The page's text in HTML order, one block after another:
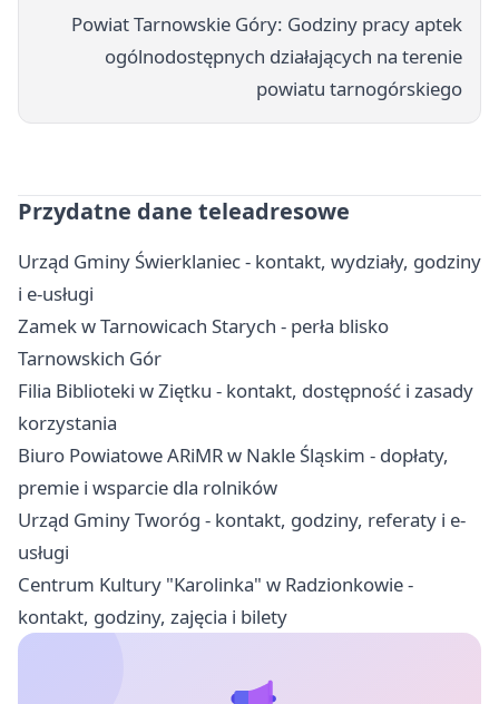
Powiat Tarnowskie Góry: Godziny pracy aptek
ogólnodostępnych działających na terenie
powiatu tarnogórskiego
Przydatne dane teleadresowe
Urząd Gminy Świerklaniec - kontakt, wydziały, godziny
i e-usługi
Zamek w Tarnowicach Starych - perła blisko
Tarnowskich Gór
Filia Biblioteki w Ziętku - kontakt, dostępność i zasady
korzystania
Biuro Powiatowe ARiMR w Nakle Śląskim - dopłaty,
premie i wsparcie dla rolników
Urząd Gminy Tworóg - kontakt, godziny, referaty i e-
usługi
Centrum Kultury "Karolinka" w Radzionkowie -
kontakt, godziny, zajęcia i bilety